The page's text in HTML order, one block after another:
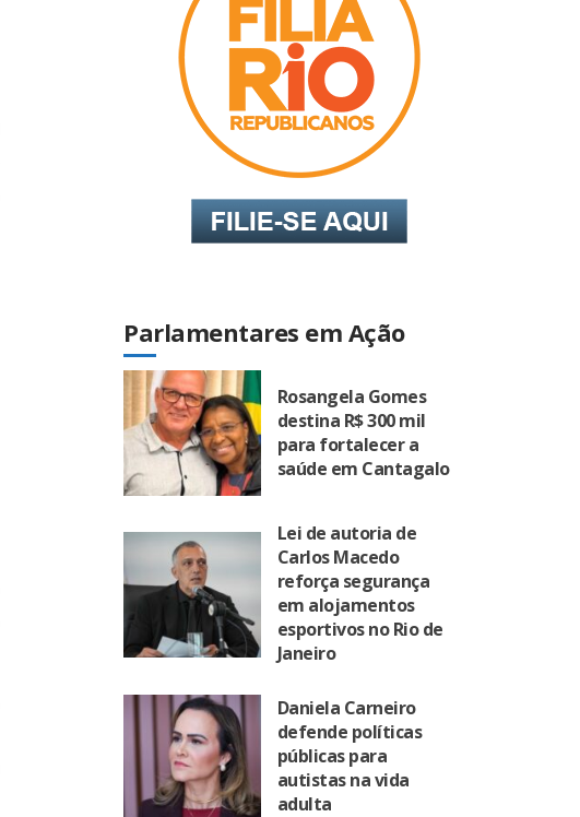
Parlamentares em Ação
Rosangela Gomes
destina R$ 300 mil
para fortalecer a
saúde em Cantagalo
Lei de autoria de
Carlos Macedo
reforça segurança
em alojamentos
esportivos no Rio de
Janeiro
Daniela Carneiro
defende políticas
públicas para
autistas na vida
adulta